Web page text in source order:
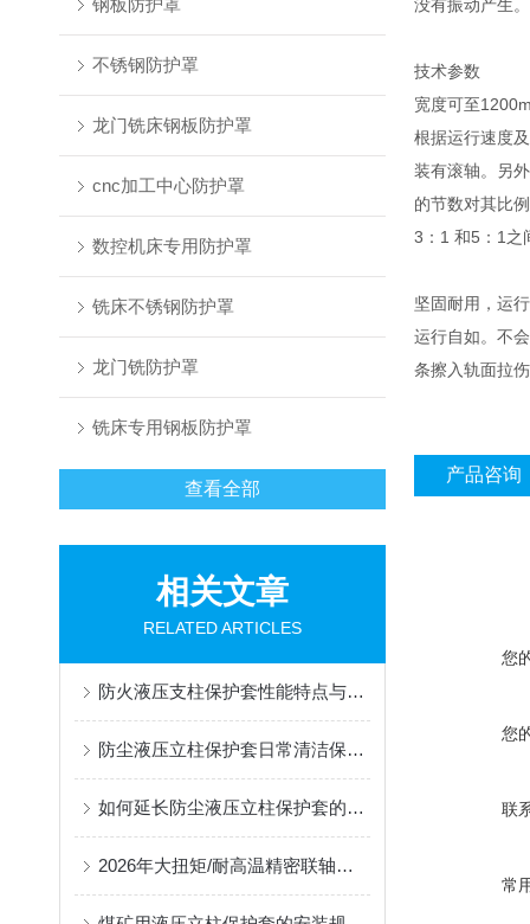
钢板防护罩
不锈钢防护罩
龙门铣床钢板防护罩
cnc加工中心防护罩
数控机床专用防护罩
铣床不锈钢防护罩
龙门铣防护罩
铣床专用钢板防护罩
查看全部
相关文章
RELATED ARTICLES
防火液压支柱保护套性能特点与阻燃防护应用
防尘液压立柱保护套日常清洁保养与更换规范
如何延长防尘液压立柱保护套的使用寿命？
2026年大扭矩/耐高温精密联轴器定制找哪家？能实现精准定制的优质厂家盘点
没有振动产生。
技术参数
宽度可至
根据运行速度
装有滚轴。另
的节数对其比
3：1 和5：1之
坚固耐用，运
运行自如。不
条擦入轨面拉
产品咨询
您
您
联
常